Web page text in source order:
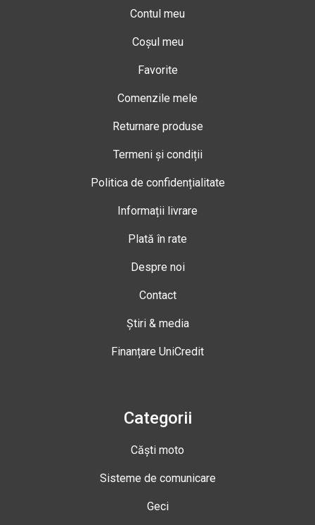
Contul meu
Coșul meu
Favorite
Comenzile mele
Returnare produse
Termeni și condiții
Politica de confidențialitate
Informații livrare
Plată în rate
Despre noi
Contact
Știri & media
Finanțare UniCredit
Categorii
Căști moto
Sisteme de comunicare
Geci